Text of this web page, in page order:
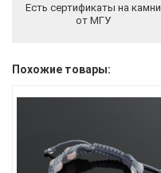
Есть сертификаты на камни
от МГУ
Похожие товары: